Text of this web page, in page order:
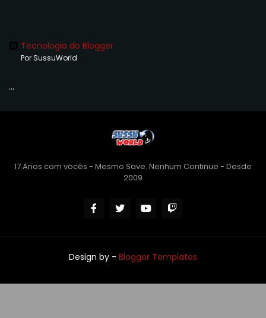
Tecnologia do Blogger
Por SussuWorld
...
17 Anos com vocês - Mesmo Save. Nenhum Continue - Desde
2009
Design by - Blogger Templates